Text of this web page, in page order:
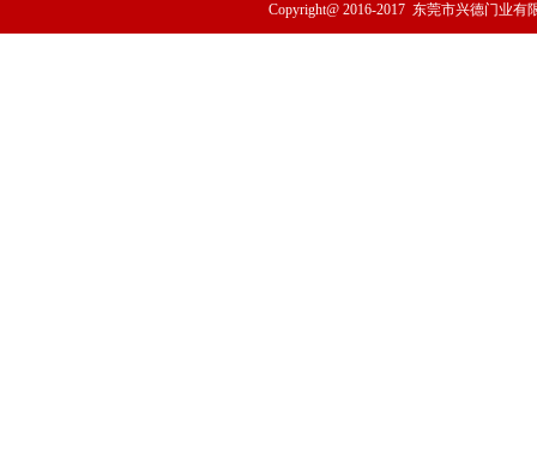
Copyright@ 2016-2017 东莞市兴德门业有